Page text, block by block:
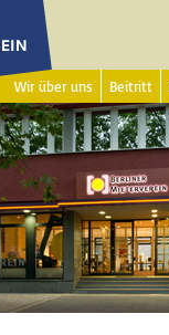
Wir über uns Beitritt